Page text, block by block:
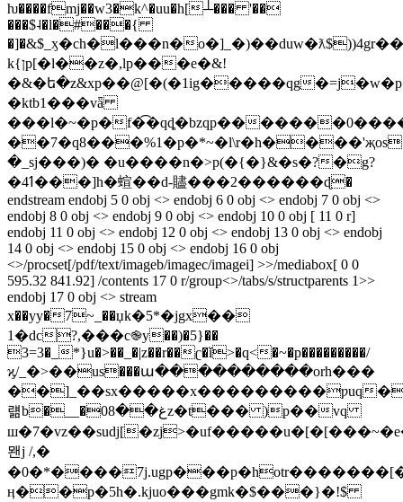
ƕ����fmj��w3�k^�uu�h[┴��� '��
���$˨�l�#���{
�]�&$_ӽ�ch�l���n�
k{ןp[�l��z�,lp���e�&!
�&�ե�z&xp��@[�(�1ig�����qg
�ktb1���vǟ
���l�~�p�f�͡�qȡ�bzqp��
�_sj���)� �u����n�>p(�{�}&�s�?�g?
�4ߗ���]h�蝖��d-贐���2������ɖ�
endstream endobj 5 0 obj <> endobj 6 0 obj <> endobj 7 0 obj <>
endobj 8 0 obj <> endobj 9 0 obj <> endobj 10 0 obj [ 11 0 r]
endobj 11 0 obj <> endobj 12 0 obj <> endobj 13 0 obj <> endobj
14 0 obj <> endobj 15 0 obj <> endobj 16 0 obj
<>/procset[/pdf/text/imageb/imagec/imagei] >>/mediabox[ 0 0
595.32 841.92] /contents 17 0 r/group<>/tabs/s/structparents 1>>
endobj 17 0 obj <> stream
x��yy�7~_��џk�5*�jgx��
1�dc?,���c֎y��)�5}��
3=3�_*}u�>��_�|z��r��ʗ�ǐ>�q<�~�p���������/
ϗ/_�>��us���ա����������orh���
��]_��sx�����x���������ƿuq
럚b�__�غ��08z�t��� )p��vq
뫤j /,�
ӊ��p�5h�.kjuo���gmk�$���}�!$